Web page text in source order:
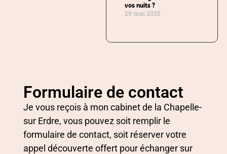
vos nuits ?
29 mai 2025
Formulaire de contact
Je vous reçois à mon cabinet de la Chapelle-
sur Erdre, vous pouvez soit remplir le
formulaire de contact, soit réserver votre
appel découverte offert pour échanger sur